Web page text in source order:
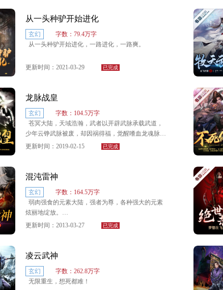
神！
道，修炼，追踪，寻查，报仇，落难，明悟，超脱。
真理，看他如何踏入无情魔道，演绎精彩的人生！
修炼等级：炼体境。凝血境。祭骨境。夺灵境。御
空境。凝魂境。蜕凡境……。
每一个境界又分为前期。中期。后期。小圆满。大
每一个小境界的晋升都极为困难，每一个大境界的
突破更是逆天行事般艰难，故而等级之间的实力差距
简直犹如鸿沟，难以逾越！！
从一头种驴开始进化
玄幻
字数：79.4万字
从一头种驴开始进化，一路进化，一路爽。
更新时间：2021-03-29 已完成
龙脉战皇
玄幻
字数：104.5万字
苍冥大陆，天域浩瀚，武者以开辟武脉承载武道，
少年云铮武脉被废，却因祸得福，觉醒嗜血龙魂脉
源，从此踏天改命，登临武道巅峰。这是一个绝傲少
更新时间：2019-02-15 已完成
混沌雷神
玄幻
字数：164.5万字
弱肉强食的元素大陆，强者为尊，各种强大的元素
炫丽地绽放。
老子有寒封一切的冰，有毁灭万物的雷，越级打
更新时间：2013-03-27 已完成
凌云武神
玄幻
字数：262.8万字
无限重生，想死都难！